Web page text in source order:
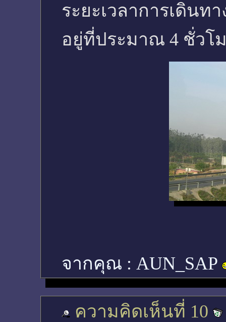
ระยะเวลาการเดิน
อยู่ที่ประมาณ 4 ชั่วโ
จากคุณ : AUN_SAP
ความคิดเห็นที่ 10